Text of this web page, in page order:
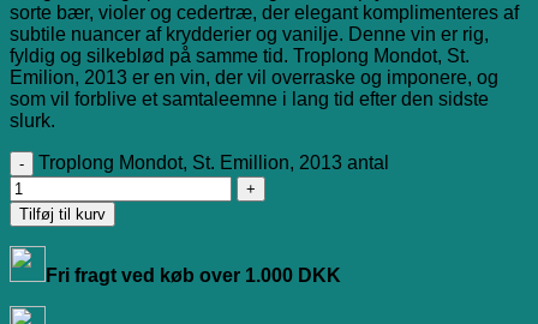
sorte bær, violer og cedertræ, der elegant komplimenteres af
subtile nuancer af krydderier og vanilje. Denne vin er rig,
fyldig og silkeblød på samme tid. Troplong Mondot, St.
Emilion, 2013 er en vin, der vil overraske og imponere, og
som vil forblive et samtaleemne i lang tid efter den sidste
slurk.
Troplong Mondot, St. Emillion, 2013 antal
Tilføj til kurv
Fri fragt ved køb over 1.000 DKK